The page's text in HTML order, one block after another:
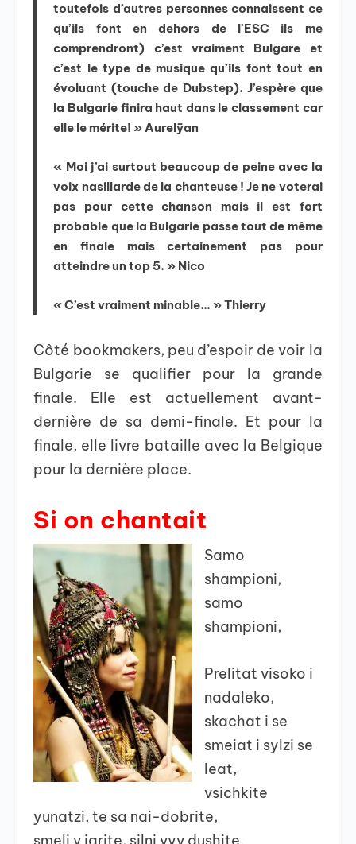
toutefois d’autres personnes connaissent ce
qu’ils font en dehors de l’ESC ils me
comprendront) c’est vraiment Bulgare et
c’est le type de musique qu’ils font tout en
évoluant (touche de Dubstep). J’espère que
la Bulgarie finira haut dans le classement car
elle le mérite! » Aurelÿan
« Moi j’ai surtout beaucoup de peine avec la
voix nasillarde de la chanteuse ! Je ne voterai
pas pour cette chanson mais il est fort
probable que la Bulgarie passe tout de même
en finale mais certainement pas pour
atteindre un top 5. » Nico
« C’est vraiment minable… » Thierry
Côté bookmakers, peu d’espoir de voir la
Bulgarie se qualifier pour la grande
finale. Elle est actuellement avant-
dernière de sa demi-finale. Et pour la
finale, elle livre bataille avec la Belgique
pour la dernière place.
Si on chantait
Samo
shampioni,
samo
shampioni,
Prelitat visoko i
nadaleko,
skachat i se
smeiat i sylzi se
leat,
vsichkite
yunatzi, te sa nai-dobrite,